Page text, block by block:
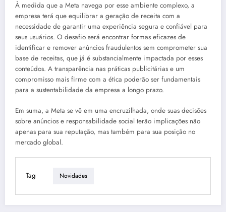
À medida que a Meta navega por esse ambiente complexo, a
empresa terá que equilibrar a geração de receita com a
necessidade de garantir uma experiência segura e confiável para
seus usuários. O desafio será encontrar formas eficazes de
identificar e remover anúncios fraudulentos sem comprometer sua
base de receitas, que já é substancialmente impactada por esses
conteúdos. A transparência nas práticas publicitárias e um
compromisso mais firme com a ética poderão ser fundamentais
para a sustentabilidade da empresa a longo prazo.
Em suma, a Meta se vê em uma encruzilhada, onde suas decisões
sobre anúncios e responsabilidade social terão implicações não
apenas para sua reputação, mas também para sua posição no
mercado global.
Tag Novidades